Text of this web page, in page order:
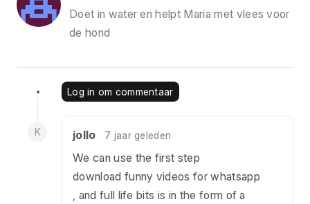
Doet in water en helpt Maria met vlees voor
de hond
Log in om commentaar
K jollo 7 jaar geleden
We can use the first step
download funny videos for whatsapp
, and full life bits is in the form of a